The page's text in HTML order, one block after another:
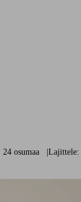
24 osumaa Lajittele: